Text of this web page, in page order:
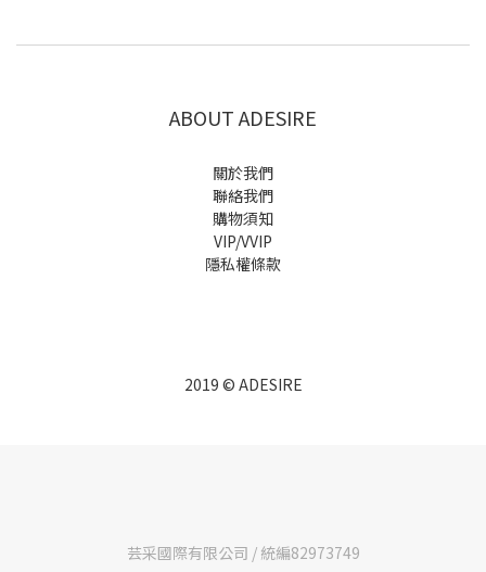
ABOUT ADESIRE
關於我們
聯絡我們
購物須知
VIP/VVIP
隱私權條款
2019 © ADESIRE
芸采國際有限公司 / 統編82973749